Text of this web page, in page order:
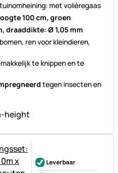
met volièregaas
100 cm, groen
draaddikte: Ø 1,05 mm
ren voor kleindieren,
te knippen en te
tegen insecten en
Leverbaar